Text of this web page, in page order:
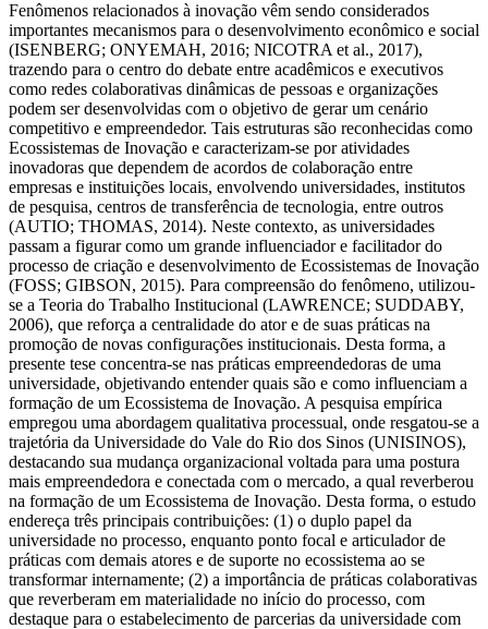
Fenômenos relacionados à inovação vêm sendo considerados
importantes mecanismos para o desenvolvimento econômico e social
(ISENBERG; ONYEMAH, 2016; NICOTRA et al., 2017),
trazendo para o centro do debate entre acadêmicos e executivos
como redes colaborativas dinâmicas de pessoas e organizações
podem ser desenvolvidas com o objetivo de gerar um cenário
competitivo e empreendedor. Tais estruturas são reconhecidas como
Ecossistemas de Inovação e caracterizam-se por atividades
inovadoras que dependem de acordos de colaboração entre
empresas e instituições locais, envolvendo universidades, institutos
de pesquisa, centros de transferência de tecnologia, entre outros
(AUTIO; THOMAS, 2014). Neste contexto, as universidades
passam a figurar como um grande influenciador e facilitador do
processo de criação e desenvolvimento de Ecossistemas de Inovação
(FOSS; GIBSON, 2015). Para compreensão do fenômeno, utilizou-
se a Teoria do Trabalho Institucional (LAWRENCE; SUDDABY,
2006), que reforça a centralidade do ator e de suas práticas na
promoção de novas configurações institucionais. Desta forma, a
presente tese concentra-se nas práticas empreendedoras de uma
universidade, objetivando entender quais são e como influenciam a
formação de um Ecossistema de Inovação. A pesquisa empírica
empregou uma abordagem qualitativa processual, onde resgatou-se a
trajetória da Universidade do Vale do Rio dos Sinos (UNISINOS),
destacando sua mudança organizacional voltada para uma postura
mais empreendedora e conectada com o mercado, a qual reverberou
na formação de um Ecossistema de Inovação. Desta forma, o estudo
endereça três principais contribuições: (1) o duplo papel da
universidade no processo, enquanto ponto focal e articulador de
práticas com demais atores e de suporte no ecossistema ao se
transformar internamente; (2) a importância de práticas colaborativas
que reverberam em materialidade no início do processo, com
destaque para o estabelecimento de parcerias da universidade com